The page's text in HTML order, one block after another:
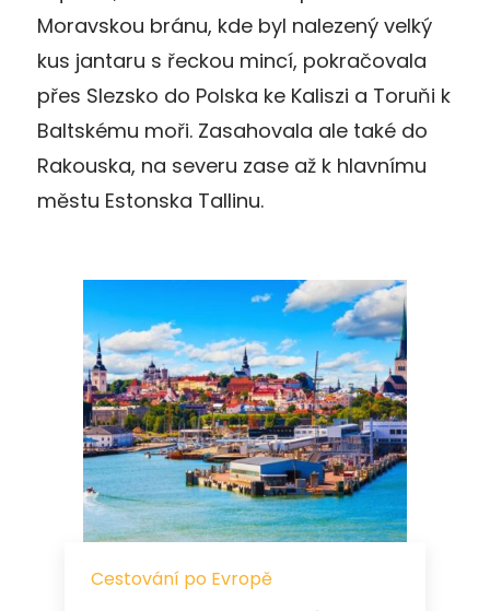
Moravskou bránu, kde byl nalezený velký
kus jantaru s řeckou mincí, pokračovala
přes Slezsko do Polska ke Kaliszi a Toruňi k
Baltskému moři. Zasahovala ale také do
Rakouska, na severu zase až k hlavnímu
městu Estonska Tallinu.